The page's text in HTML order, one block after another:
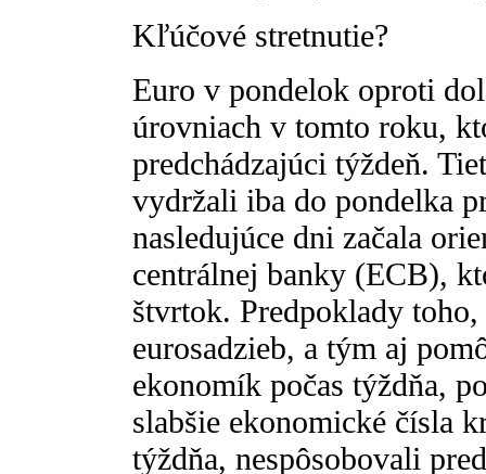
Kľúčové stretnutie?
Euro v pondelok oproti
úrovniach v tomto roku,
predchádzajúci týždeň.
vydržali iba do pondelka
nasledujúce dni začala
centrálnej banky (ECB),
štvrtok. Predpoklady
eurosadzieb, a tým aj
ekonomík počas týždňa,
slabšie ekonomické čísla
týždňa, nespôsobovali